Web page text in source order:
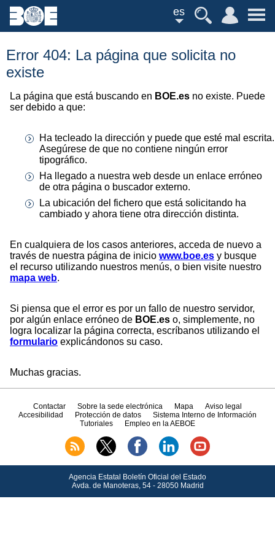
es
Error 404: La página que solicita no
existe
La página que está buscando en BOE.es no existe. Puede
ser debido a que:
Ha tecleado la dirección y puede que esté mal escrita.
Asegúrese de que no contiene ningún error
tipográfico.
Ha llegado a nuestra web desde un enlace erróneo
de otra página o buscador externo.
La ubicación del fichero que está solicitando ha
cambiado y ahora tiene otra dirección distinta.
En cualquiera de los casos anteriores, acceda de nuevo a
través de nuestra página de inicio www.boe.es y busque
el recurso utilizando nuestros menús, o bien visite nuestro
mapa web.
Si piensa que el error es por un fallo de nuestro servidor,
por algún enlace erróneo de BOE.es o, simplemente, no
logra localizar la página correcta, escríbanos utilizando el
formulario explicándonos su caso.
Muchas gracias.
Contactar Sobre la sede electrónica Mapa
Aviso legal
Accesibilidad
Protección de datos
Sistema Interno de Información
Tutoriales
Empleo en la AEBOE
Agencia Estatal Boletín Oficial del Estado
Avda.de Manoteras, 54 - 28050 Madrid